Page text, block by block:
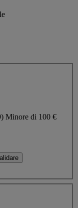
) Minore di 100 €